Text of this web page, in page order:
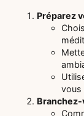
Préparez
vous